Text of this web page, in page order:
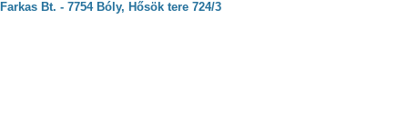
Farkas Bt. - 7754 Bóly, Hősök tere 724/3